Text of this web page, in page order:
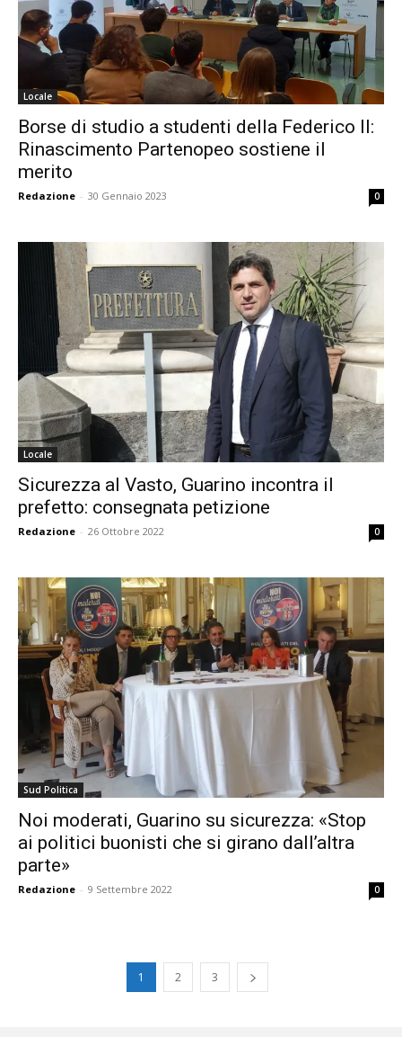
Locale
Borse di studio a studenti della Federico II:
Rinascimento Partenopeo sostiene il
merito
Redazione - 30 Gennaio 2023 0
Locale
Sicurezza al Vasto, Guarino incontra il
prefetto: consegnata petizione
Redazione - 26 Ottobre 2022 0
Sud Politica
Noi moderati, Guarino su sicurezza: «Stop
ai politici buonisti che si girano dall’altra
parte»
Redazione - 9 Settembre 2022 0
1 2 3